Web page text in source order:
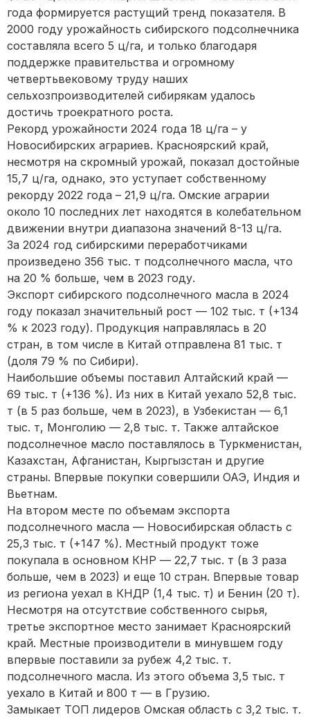
года формируется растущий тренд показателя. В
2000 году урожайность сибирского подсолнечника
составляла всего 5 ц/га, и только благодаря
поддержке правительства и огромному
четвертьвековому труду наших
сельхозпроизводителей сибирякам удалось
достичь троекратного роста.
Рекорд урожайности 2024 года 18 ц/га – у
Новосибирских аграриев. Красноярский край,
несмотря на скромный урожай, показал достойные
15,7 ц/га, однако, это уступает собственному
рекорду 2022 года – 21,9 ц/га. Омские аграрии
около 10 последних лет находятся в колебательном
движении внутри диапазона значений 8-13 ц/га.
За 2024 год сибирскими переработчиками
произведено 356 тыс. т подсолнечного масла, что
на 20 % больше, чем в 2023 году.
Экспорт сибирского подсолнечного масла в 2024
году показал значительный рост — 102 тыс. т (+134
% к 2023 году). Продукция направлялась в 20
стран, в том числе в Китай отправлена 81 тыс. т
(доля 79 % по Сибири).
Наибольшие объемы поставил Алтайский край —
69 тыс. т (+136 %). Из них в Китай уехало 52,8 тыс.
т (в 5 раз больше, чем в 2023), в Узбекистан — 6,1
тыс. т, Монголию — 2,8 тыс. т. Также алтайское
подсолнечное масло поставлялось в Туркменистан,
Казахстан, Афганистан, Кыргызстан и другие
страны. Впервые покупки совершили ОАЭ, Индия и
Вьетнам.
На втором месте по объемам экспорта
подсолнечного масла — Новосибирская область с
25,3 тыс. т (+147 %). Местный продукт тоже
покупала в основном КНР — 22,7 тыс. т (в 3 раза
больше, чем в 2023) и еще 10 стран. Впервые товар
из региона уехал в КНДР (1,4 тыс. т) и Бенин (20 т).
Несмотря на отсутствие собственного сырья,
третье экспортное место занимает Красноярский
край. Местные производители в минувшем году
впервые поставили за рубеж 4,2 тыс. т.
подсолнечного масла. Из этого объема 3,5 тыс. т
уехало в Китай и 800 т — в Грузию.
Замыкает ТОП лидеров Омская область с 3,2 тыс. т.